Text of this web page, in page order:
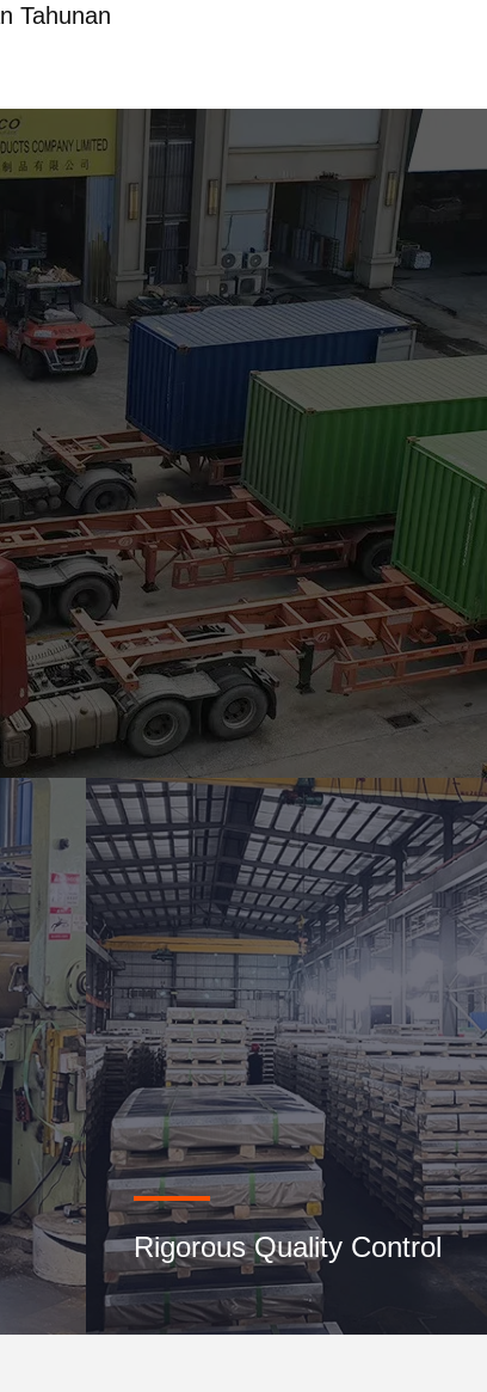
Tahunan
Rigorous Quality Control